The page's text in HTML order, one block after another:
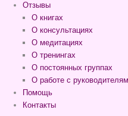
Отзывы
О книгах
О консультациях
О медитациях
О тренингах
О постоянных группах
О работе с
Помощь
Контакты